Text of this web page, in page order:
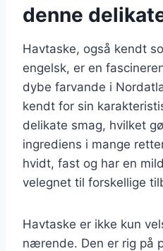
denne
Havtaske, også kendt
engelsk, er en
dybe farvande i
kendt for sin
delikate smag, hvilket
ingrediens i mange
hvidt, fast og har en
velegnet til forskellige
Havtaske er ikke kun
nærende. Den er rig på